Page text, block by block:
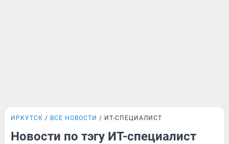
ИРКУТСК ВСЕ НОВОСТИ ИТ-СПЕЦИАЛИСТ
Новости по тэгу ИТ-специалист